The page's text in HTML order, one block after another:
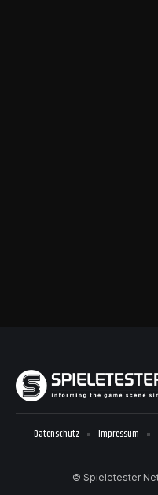
© Spieletester
Datenschutz Impressum